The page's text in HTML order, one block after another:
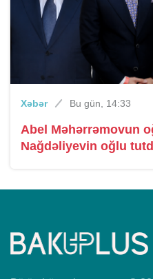
Xəbər Bu gün, 14:33
Abel Məhərrəmovun
Nağdəliyevin oğlu